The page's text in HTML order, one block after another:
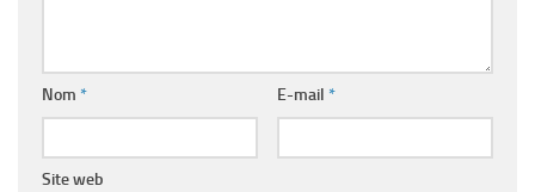
Nom * E-mail *
Site web